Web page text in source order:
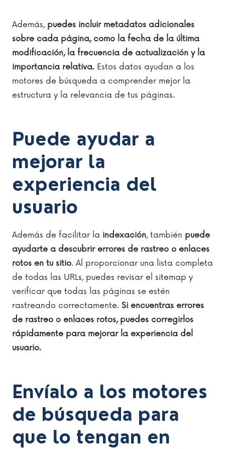
Además, puedes incluir metadatos adicionales
sobre cada página, como la fecha de la última
modificación, la frecuencia de actualización y la
importancia relativa. Estos datos ayudan a los
motores de búsqueda a comprender mejor la
estructura y la relevancia de tus páginas.
Puede ayudar a
mejorar la
experiencia del
usuario
Además de facilitar la indexación, también puede
ayudarte a descubrir errores de rastreo o enlaces
rotos en tu sitio. Al proporcionar una lista completa
de todas las URLs, puedes revisar el sitemap y
verificar que todas las páginas se estén
rastreando correctamente. Si encuentras errores
de rastreo o enlaces rotos, puedes corregirlos
rápidamente para mejorar la experiencia del
usuario.
Envíalo a los motores
de búsqueda para
que lo tengan en